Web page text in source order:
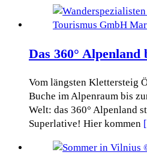
Das 360°
Vom längsten Klettersteig
Buche im Alpenraum bis
Welt: das 360° Alpenland
Superlative! Hier kommen